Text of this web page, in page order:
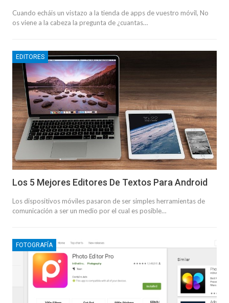
Cuando echáis un vistazo a la tienda de apps de vuestro móvil, No
os viene a la cabeza la pregunta de ¿cuantas…
EDITORES
Los 5 Mejores Editores De Textos Para Android
Los dispositivos móviles pasaron de ser simples herramientas de
comunicación a ser un medio por el cual es posible…
FOTOGRAFÍA